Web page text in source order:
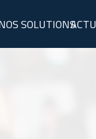
SOLUTIONS